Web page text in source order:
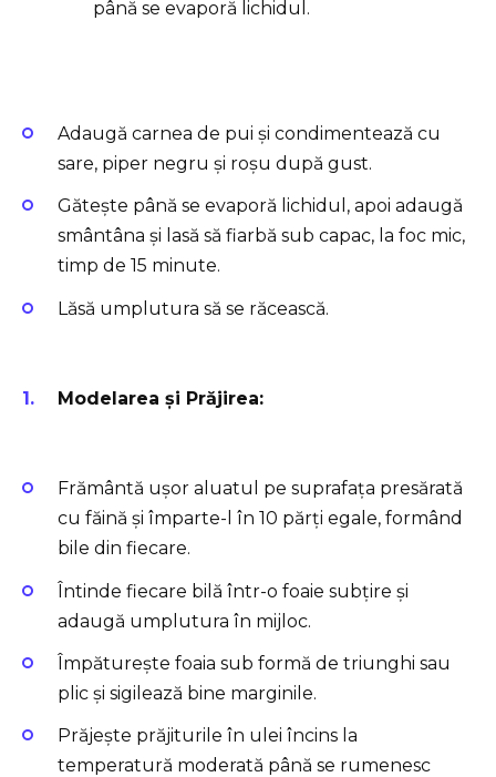
până se evaporă lichidul.
Adaugă carnea de pui și condimentează cu
sare, piper negru și roșu după gust.
Gătește până se evaporă lichidul, apoi adaugă
smântâna și lasă să fiarbă sub capac, la foc mic,
timp de 15 minute.
Lăsă umplutura să se răcească.
Modelarea și Prăjirea:
Frământă ușor aluatul pe suprafața presărată
cu făină și împarte-l în 10 părți egale, formând
bile din fiecare.
Întinde fiecare bilă într-o foaie subțire și
adaugă umplutura în mijloc.
Împăturește foaia sub formă de triunghi sau
plic și sigilează bine marginile.
Prăjește prăjiturile în ulei încins la
temperatură moderată până se rumenesc